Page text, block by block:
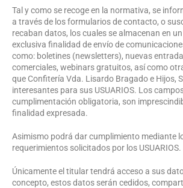
Tal y como se recoge en la normativa, se
a través de los formularios de contacto, o
recaban datos, los cuales se almacenan en
exclusiva finalidad de envío de
como: boletines (newsletters), nuevas
comerciales, webinars gratuitos, así como
que Confitería Vda. Lisardo Bragado e Hijos,
interesantes para sus USUARIOS. Los
cumplimentación obligatoria, son
finalidad expresada.
Asimismo podrá dar cumplimiento mediante
requerimientos solicitados por los USUARIOS.
Únicamente el titular tendrá acceso a sus
concepto, estos datos serán cedidos,